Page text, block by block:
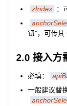
zIndex
：
钮”，可传
2.0 接入方
必填：
一般建议替换